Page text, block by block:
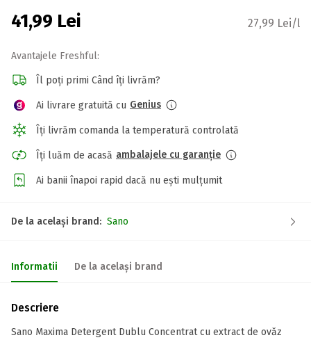
41,99 Lei 27,99 Lei/l
Avantajele Freshful:
Îl poți primi Când îți livrăm?
Ai livrare gratuită cu Genius
Îți livrăm comanda la temperatură controlată
Îți luăm de acasă ambalajele cu garanție
Ai banii înapoi rapid dacă nu ești mulțumit
De la același brand: Sano
Informatii De la același brand
Descriere
Sano Maxima Detergent Dublu Concentrat cu extract de ovăz